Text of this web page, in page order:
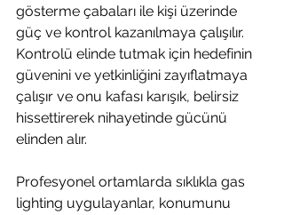
gösterme çabaları ile kişi üzerinde
güç ve kontrol kazanılmaya çalışılır.
Kontrolü elinde tutmak için hedefinin
güvenini ve yetkinliğini zayıflatmaya
çalışır ve onu kafası karışık, belirsiz
hissettirerek nihayetinde gücünü
elinden alır.
Profesyonel ortamlarda sıklıkla gas
lighting uygulayanlar, konumunu